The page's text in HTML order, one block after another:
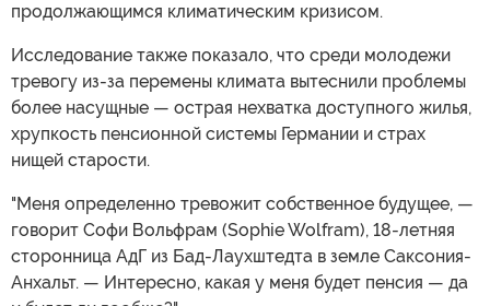
продолжающимся климатическим кризисом.
Исследование также показало, что среди молодежи
тревогу из-за перемены климата вытеснили проблемы
более насущные — острая нехватка доступного жилья,
хрупкость пенсионной системы Германии и страх
нищей старости.
"Меня определенно тревожит собственное будущее, —
говорит Софи Вольфрам (Sophie Wolfram), 18-летняя
сторонница АдГ из Бад-Лаухштедта в земле Саксония-
Анхальт. — Интересно, какая у меня будет пенсия — да